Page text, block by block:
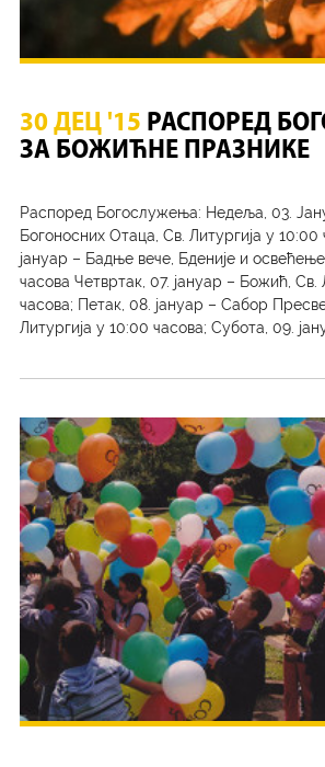
30 ДЕЦ '15 РАСПОРЕД
ЗА БОЖИЋНЕ ПРАЗНИКЕ
Распоред Богослужења: Недеља, 03.
Богоносних Отаца, Св. Литургија у 10:00
јануар – Бадње вече, Бденије и
часова Четвртак, 07. јануар – Божић, Св.
часова; Петак, 08. јануар – Сабор
Литургија у 10:00 часова; Субота, 09.